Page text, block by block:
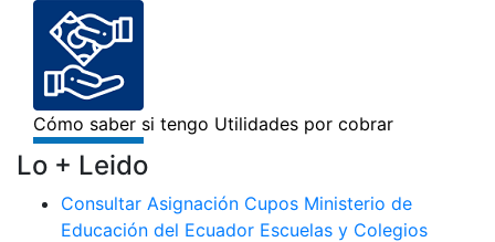
Lo + Leido
Consultar Asignación Cupos Ministerio de
Educación del Ecuador Escuelas y Colegios